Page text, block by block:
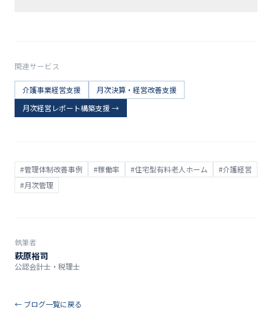
関連サービス
介護事業経営支援
月次決算・経営改善支援
月次経営レポート構築支援→
#管理体制改善事例 #稼働率 #住宅型有料老人ホーム #介護経営
#月次管理
執筆者
萩原裕司
公認会計士・税理士
← ブログ一覧に戻る